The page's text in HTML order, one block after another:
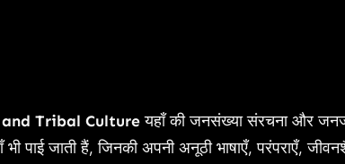
Tribal Cultureयहाँ की जनसंख्या संरचना और
पाई जाती हैं, जिनकी अपनी अनूठी भाषाएँ, परंपराएँ,